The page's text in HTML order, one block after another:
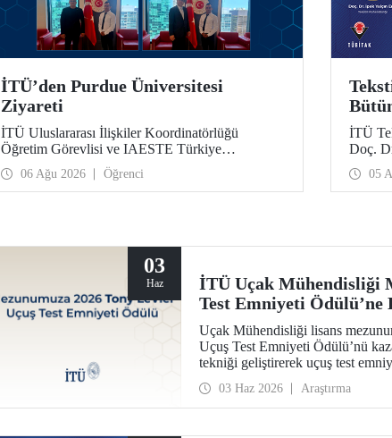
İTÜ’den Purdue Üniversitesi
Ziyareti
İTÜ Uluslararası İlişkiler Koordinatörlüğü
Öğretim Görevlisi ve IAESTE Türkiye
Sorumlusu Cahit Okan, akademik ilişkileri ve iş
birliğini geliştirmek amacıyla 20-27 Temmuz
tarihlerinde ABD’de dünyanın önde gelen
06 Ağu 2026 Öğrenci
İTÜ
Doç.
Esaslı
Bağlı
proje,
05
03
Haz
İTÜ Uçak Mühendisliği
Test Emniyeti Ödülü’ne
Uçak Mühendisliği lisans
Uçuş Test Emniyeti Ödülü’nü
tekniği geliştirerek uçuş test
03 Haz 2026 Araştırma